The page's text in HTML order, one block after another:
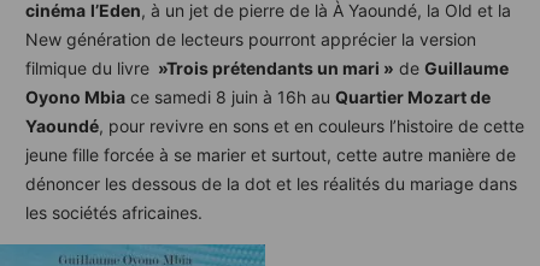
cinéma l’Eden, à un jet de pierre de là À Yaoundé, la Old et la
New génération de lecteurs pourront apprécier la version
filmique du livre »Trois prétendants un mari » de Guillaume
Oyono Mbia ce samedi 8 juin à 16h au Quartier Mozart de
Yaoundé, pour revivre en sons et en couleurs l’histoire de cette
jeune fille forcée à se marier et surtout, cette autre manière de
dénoncer les dessous de la dot et les réalités du mariage dans
les sociétés africaines.